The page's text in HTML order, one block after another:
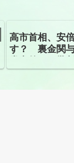
高市首相、安
す？ 裏金関